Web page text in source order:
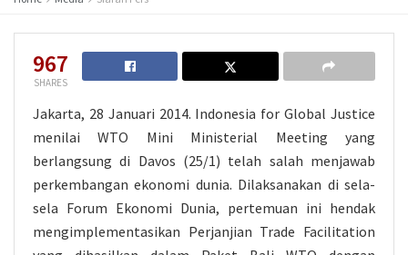
967
SHARES
Jakarta, 28 Januari 2014. Indonesia for Global Justice
menilai WTO Mini Ministerial Meeting yang
berlangsung di Davos (25/1) telah salah menjawab
perkembangan ekonomi dunia. Dilaksanakan di sela-
sela Forum Ekonomi Dunia, pertemuan ini hendak
mengimplementasikan Perjanjian Trade Facilitation